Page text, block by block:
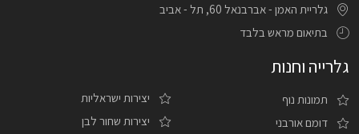
גלריית האמן - אברבנאל 60, תל - אביב
בתיאום מראש בלבד
גלרייה וחנות
תמונות נוף
דומם אורבני
יצירות ישראליות
יצירות שחור לבן